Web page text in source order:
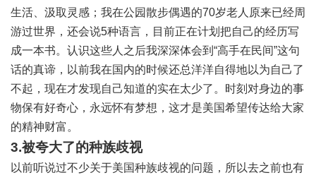
生活、汲取灵感；我在公园散步偶遇的70岁老人原来已经周
游过世界，还会说5种语言，目前正在计划把自己的经历写
成一本书。认识这些人之后我深深体会到“高手在民间”这句
话的真谛，以前我在国内的时候还总洋洋自得地以为自己了
不起，现在才发现自己知道的实在太少了。时刻对身边的事
物保有好奇心，永远怀有梦想，这才是美国希望传达给大家
的精神财富。
3.被夸大了的种族歧视
以前听说过不少关于美国种族歧视的问题，所以去之前也有